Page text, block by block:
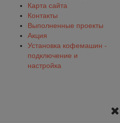
Карта сайта
Контакты
Выполненные проекты
Акция
Установка кофемашин -
подключение и
настройка